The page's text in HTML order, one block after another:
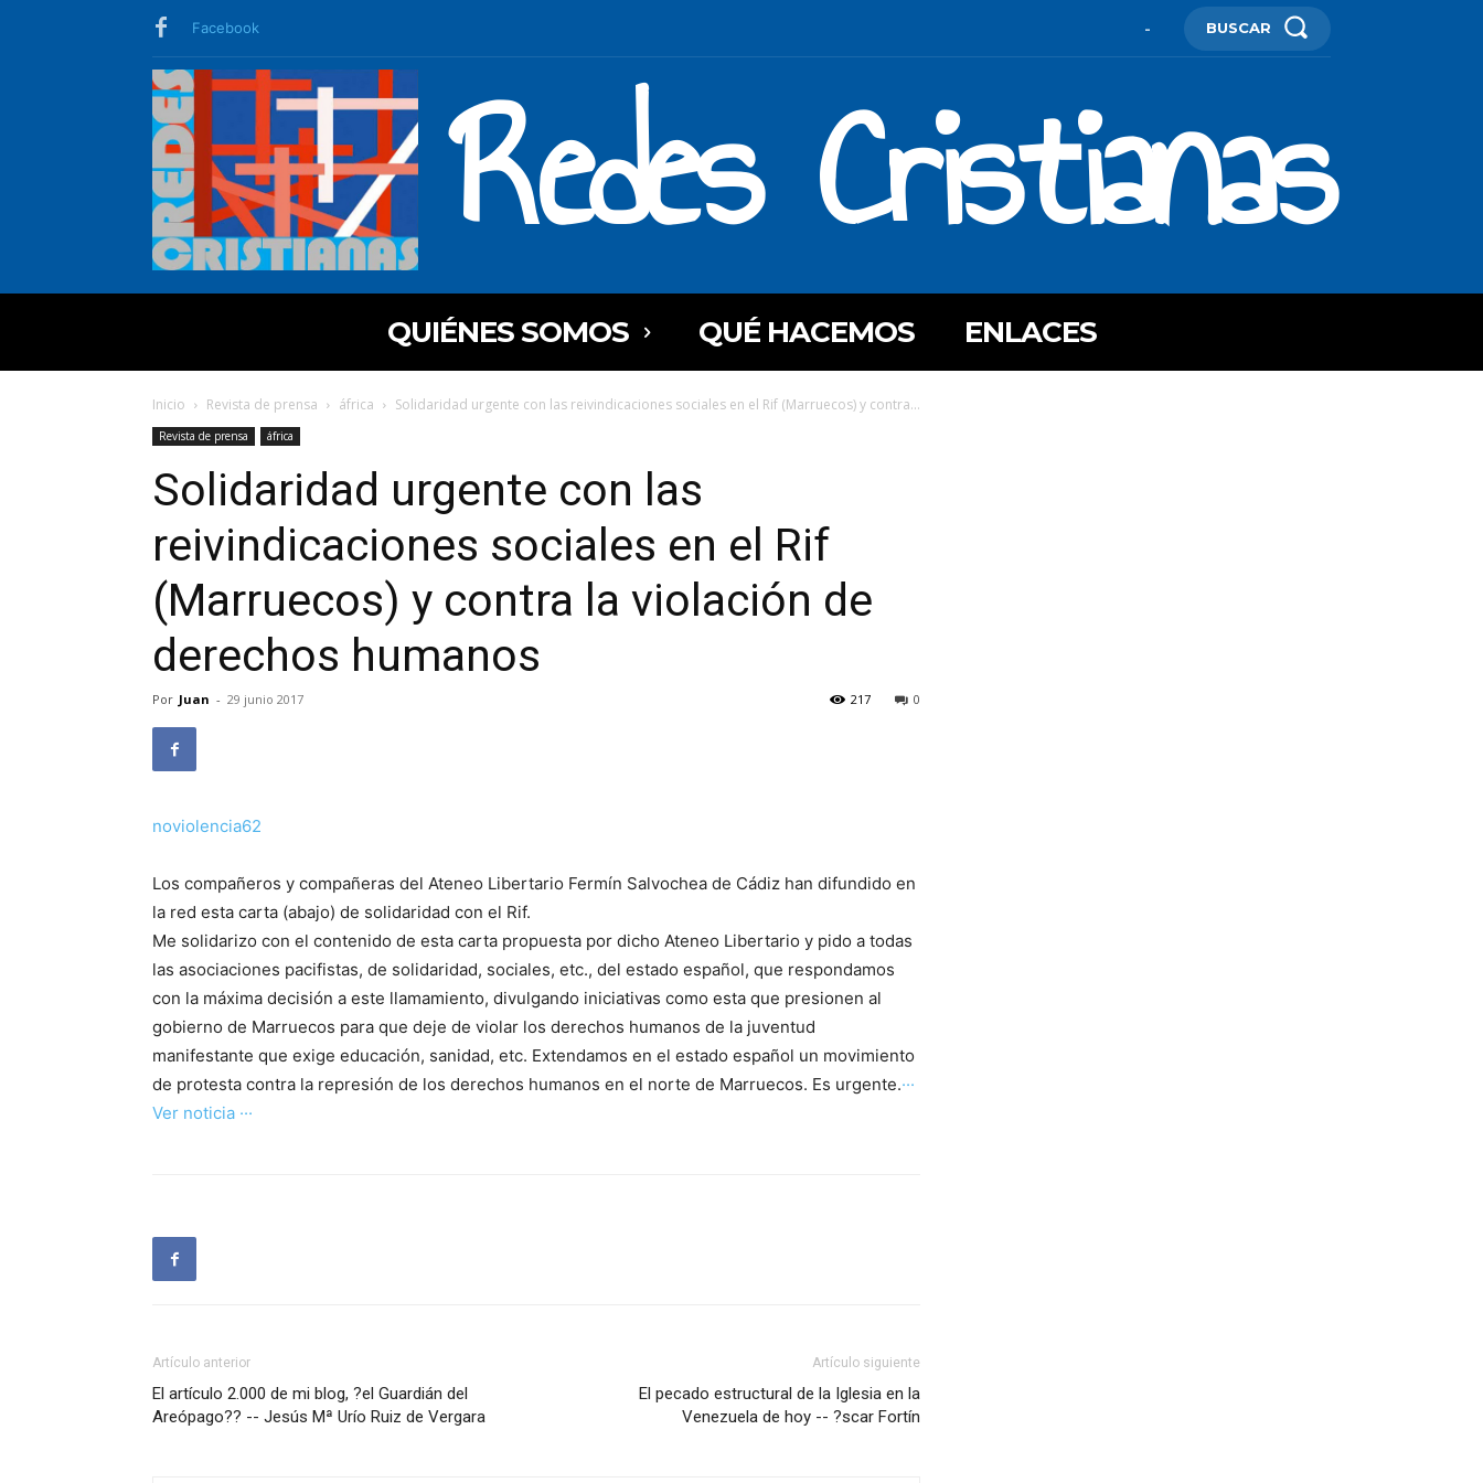
Facebook - BUSCAR
Redes Cristianas
QUIÉNES SOMOS QUÉ HACEMOS ENLACES
Inicio Revista de prensa áfrica Solidaridad urgente con las reivindicaciones sociales en el Rif (Marruecos) y contra...
Revista de prensa áfrica
Solidaridad urgente con las
reivindicaciones sociales en el Rif
(Marruecos) y contra la violación de
derechos humanos
Por Juan - 29 junio 2017 0
217
noviolencia62
Los compañeros y compañeras del Ateneo Libertario Fermín Salvochea de Cádiz han difundido en
la red esta carta (abajo) de solidaridad con el Rif.
Me solidarizo con el contenido de esta carta propuesta por dicho Ateneo Libertario y pido a todas
las asociaciones pacifistas, de solidaridad, sociales, etc., del estado español, que respondamos
con la máxima decisión a este llamamiento, divulgando iniciativas como esta que presionen al
gobierno de Marruecos para que deje de violar los derechos humanos de la juventud
manifestante que exige educación, sanidad, etc. Extendamos en el estado español un movimiento
de protesta contra la represión de los derechos humanos en el norte de Marruecos. Es urgente.···
Ver noticia ···
Artículo anterior
El artículo 2.000 de mi blog, ?el Guardián del
Areópago?? -- Jesús Mª Urío Ruiz de Vergara
Artículo siguiente
El pecado estructural de la Iglesia en la
Venezuela de hoy -- ?scar Fortín